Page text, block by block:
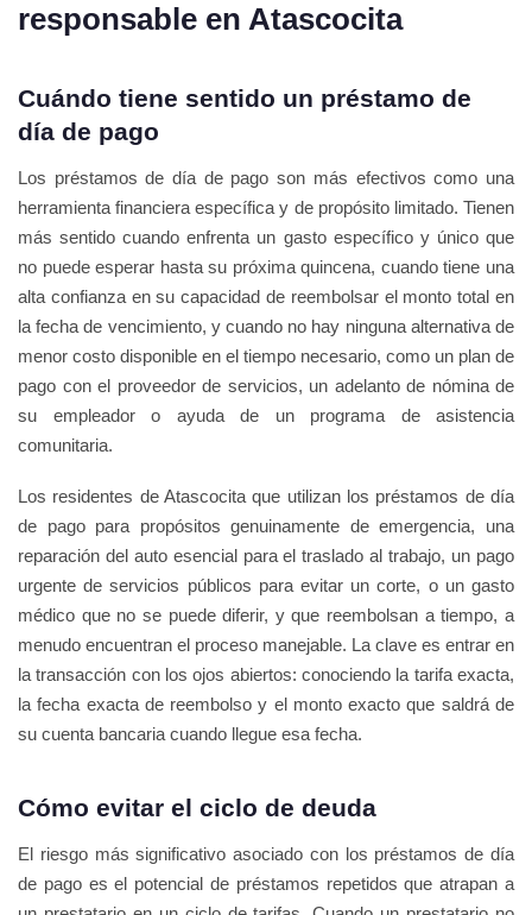
responsable en Atascocita
Cuándo tiene sentido un préstamo de
día de pago
Los préstamos de día de pago son más efectivos como una
herramienta financiera específica y de propósito limitado. Tienen
más sentido cuando enfrenta un gasto específico y único que
no puede esperar hasta su próxima quincena, cuando tiene una
alta confianza en su capacidad de reembolsar el monto total en
la fecha de vencimiento, y cuando no hay ninguna alternativa de
menor costo disponible en el tiempo necesario, como un plan de
pago con el proveedor de servicios, un adelanto de nómina de
su empleador o ayuda de un programa de asistencia
comunitaria.
Los residentes de Atascocita que utilizan los préstamos de día
de pago para propósitos genuinamente de emergencia, una
reparación del auto esencial para el traslado al trabajo, un pago
urgente de servicios públicos para evitar un corte, o un gasto
médico que no se puede diferir, y que reembolsan a tiempo, a
menudo encuentran el proceso manejable. La clave es entrar en
la transacción con los ojos abiertos: conociendo la tarifa exacta,
la fecha exacta de reembolso y el monto exacto que saldrá de
su cuenta bancaria cuando llegue esa fecha.
Cómo evitar el ciclo de deuda
El riesgo más significativo asociado con los préstamos de día
de pago es el potencial de préstamos repetidos que atrapan a